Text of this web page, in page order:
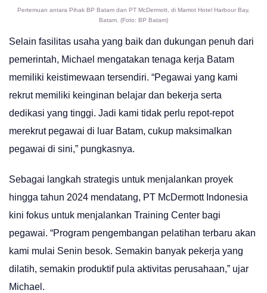
Pertemuan antara Pihak BP Batam dan PT McDermott, di Marriot Hotel Harbour Bay,
Batam. (Foto: BP Batam)
Selain fasilitas usaha yang baik dan dukungan penuh dari
pemerintah, Michael mengatakan tenaga kerja Batam
memiliki keistimewaan tersendiri. “Pegawai yang kami
rekrut memiliki keinginan belajar dan bekerja serta
dedikasi yang tinggi. Jadi kami tidak perlu repot-repot
merekrut pegawai di luar Batam, cukup maksimalkan
pegawai di sini,” pungkasnya.
Sebagai langkah strategis untuk menjalankan proyek
hingga tahun 2024 mendatang, PT McDermott Indonesia
kini fokus untuk menjalankan Training Center bagi
pegawai. “Program pengembangan pelatihan terbaru akan
kami mulai Senin besok. Semakin banyak pekerja yang
dilatih, semakin produktif pula aktivitas perusahaan,” ujar
Michael.